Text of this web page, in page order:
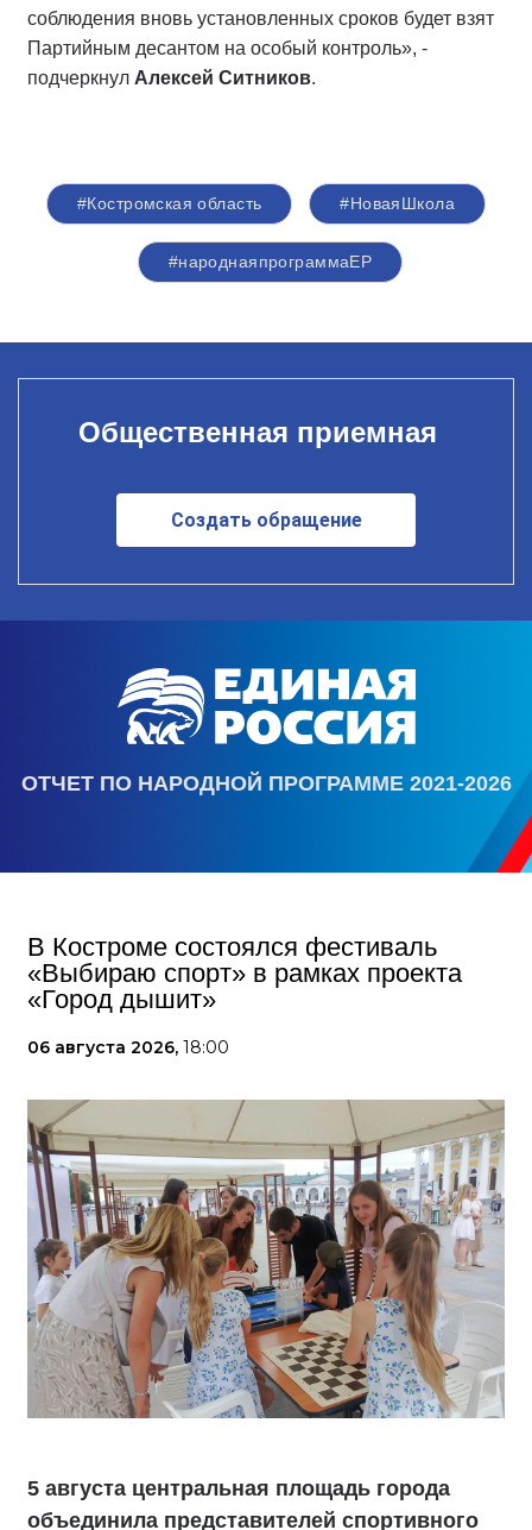
соблюдения вновь установленных сроков будет взят
Партийным десантом на особый контроль», -
подчеркнул Алексей Ситников.
#Костромская область #НоваяШкола
#народнаяпрограммаЕР
Общественная приемная
Создать обращение
ОТЧЕТ ПО НАРОДНОЙ ПРОГРАММЕ 2021-2026
В Костроме состоялся фестиваль
«Выбираю спорт» в рамках проекта
«Город дышит»
06 августа 2026, 18:00
5 августа центральная площадь города
объединила представителей спортивного